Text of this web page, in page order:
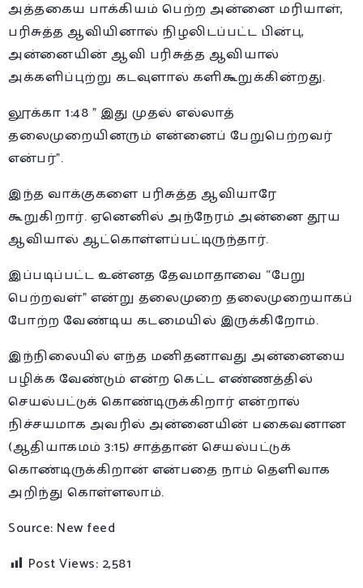
அத்தகைய பாக்கியம் பெற்ற அன்னை மரியாள்,
பரிசுத்த ஆவியினால் நிழலிடப்பட்ட பின்பு,
அன்னையின் ஆவி பரிசுத்த ஆவியால்
அக்களிப்புற்று கடவுளால் களிகூறுக்கின்றது.
லூக்கா 1:48 ” இது முதல் எல்லாத்
தலைமுறையினரும் என்னைப் பேறுபெற்றவர்
என்பர்”.
இந்த வாக்குகளை பரிசுத்த ஆவியாரே
கூறுகிறார். ஏனெனில் அந்நேரம் அன்னை தூய
ஆவியால் ஆட்கொள்ளப்பட்டிருந்தார்.
இப்படிப்பட்ட உன்னத தேவமாதாவை “பேறு
பெற்றவள்” என்று தலைமுறை தலைமுறையாகப்
போற்ற வேண்டிய கடமையில் இருக்கிறோம்.
இந்நிலையில் எந்த மனிதனாவது அன்னையை
பழிக்க வேண்டும் என்ற கெட்ட எண்ணத்தில்
செயல்பட்டுக் கொண்டிருக்கிறார் என்றால்
நிச்சயமாக அவரில் அன்னையின் பகைவனான
(ஆதியாகமம் 3:15) சாத்தான் செயல்பட்டுக்
கொண்டிருக்கிறான் என்பதை நாம் தெளிவாக
அறிந்து கொள்ளலாம்.
Source: New feed
Post Views: 2,581